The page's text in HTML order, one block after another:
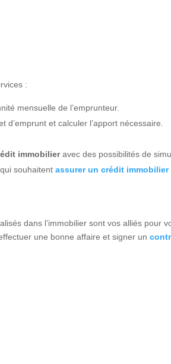
:
mensuelle de l’emprunteur.
d’emprunt et calculer l’apport nécessaire.
immobilieravec des possibilités de
souhaitentassurer un crédit immobilier
dans l’immobilier sont vos alliés pour
une bonne affaire et signer un